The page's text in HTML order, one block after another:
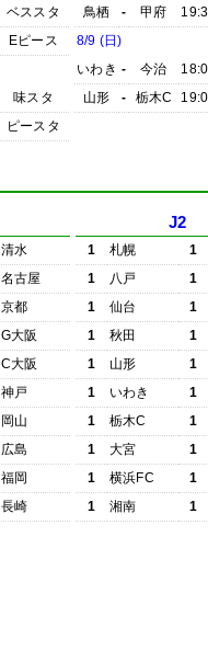
ベススタ
Eピース
味スタ
ピースタ
鳥栖
- 甲府
8/9 (日)
いわき - 今治
山形
- 栃木C
清水
名古屋
京都
G大阪
C大阪
神戸
岡山
広島
福岡
長崎
J2
1 札幌
1
1
八戸
1
1
仙台
1
1
秋田
1
1
山形
1
1
いわき
1
1
栃木C
1
1
大宮
1
1
横浜FC
1
1
湘南 1